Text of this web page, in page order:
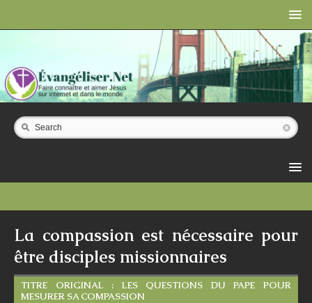
Search
La compassion est nécessaire pour
être disciples missionnaires
TITRE ORIGINAL : LES QUESTIONS DU PAPE POUR
MESURER SA COMPASSION